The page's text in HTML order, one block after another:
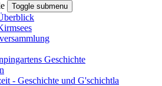
Toggle submenu
Geschichte
- Geschichte und G'schichtla